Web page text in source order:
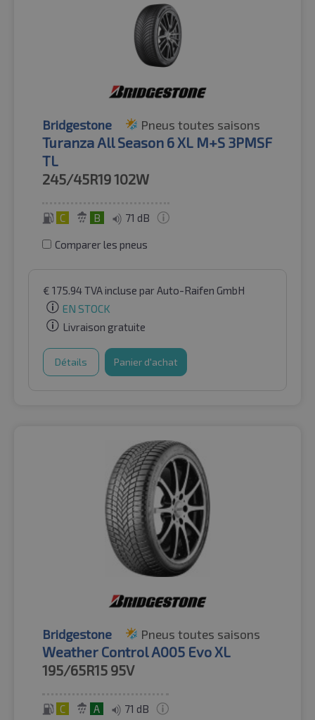
Bridgestone Pneus toutes saisons
Turanza All Season 6 XL M+S 3PMSF
TL
245/45R19102W
C B 71 dB
Comparer les pneus
€ 175.94TVA incluse par Auto-Raifen GmbH
EN STOCK
Livraison gratuite
Détails Panier d'achat
Bridgestone Pneus toutes saisons
Weather Control A005 Evo XL
195/65R15 95V
C A 71 dB